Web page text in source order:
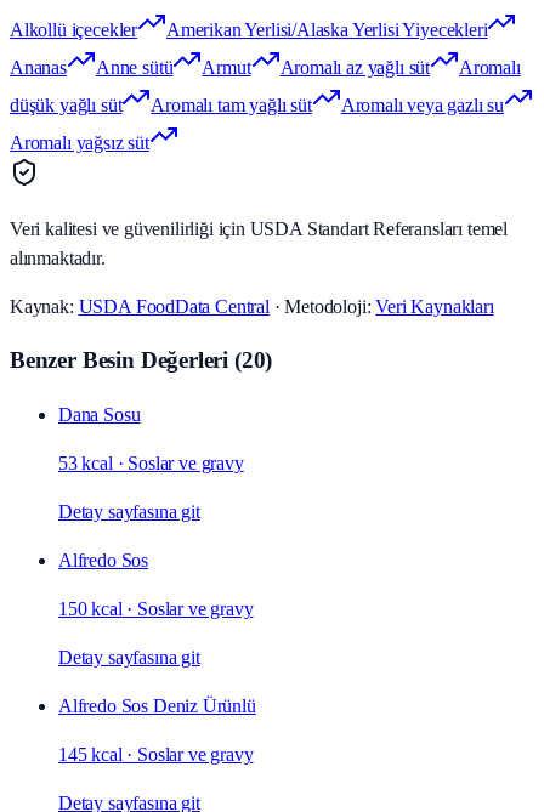
Alkollü içecekler
Amerikan Yerlisi/Alaska Yerlisi Yiyecekleri
Ananas
Anne sütü Armut Aromalı az yağlı süt
Aromalı
düşük yağlı süt
Aromalı tam yağlı süt
Aromalı veya gazlı su
Aromalı yağsız süt
Veri kalitesi ve güvenilirliği için USDA Standart Referansları temel
alınmaktadır.
Kaynak: USDA FoodData Central · Metodoloji:Veri Kaynakları
Benzer Besin Değerleri (20)
Dana Sosu
53 kcal · Soslar ve gravy
Detay sayfasına git
Alfredo Sos
150 kcal · Soslar ve gravy
Detay sayfasına git
Alfredo Sos Deniz Ürünlü
145 kcal · Soslar ve gravy
Detay sayfasına git